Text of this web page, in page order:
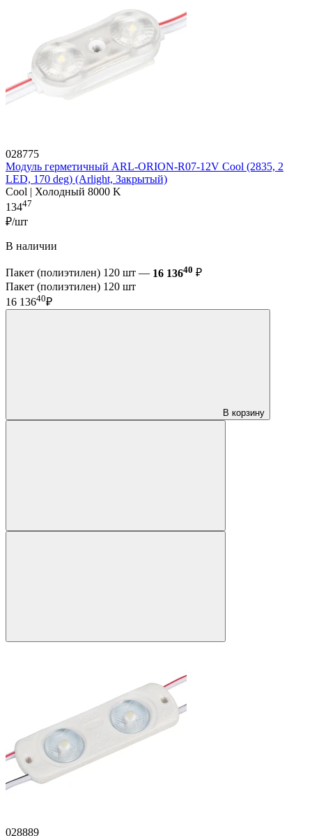
028775
Модуль герметичный ARL-ORION-R07-12V Cool (2835, 2
LED, 170 deg) (Arlight, Закрытый)
Cool | Холодный 8000 K
13447
₽/шт
В наличии
Пакет (полиэтилен) 120 шт — 16 13640 ₽
Пакет (полиэтилен) 120 шт
16 13640₽
В корзину
028889